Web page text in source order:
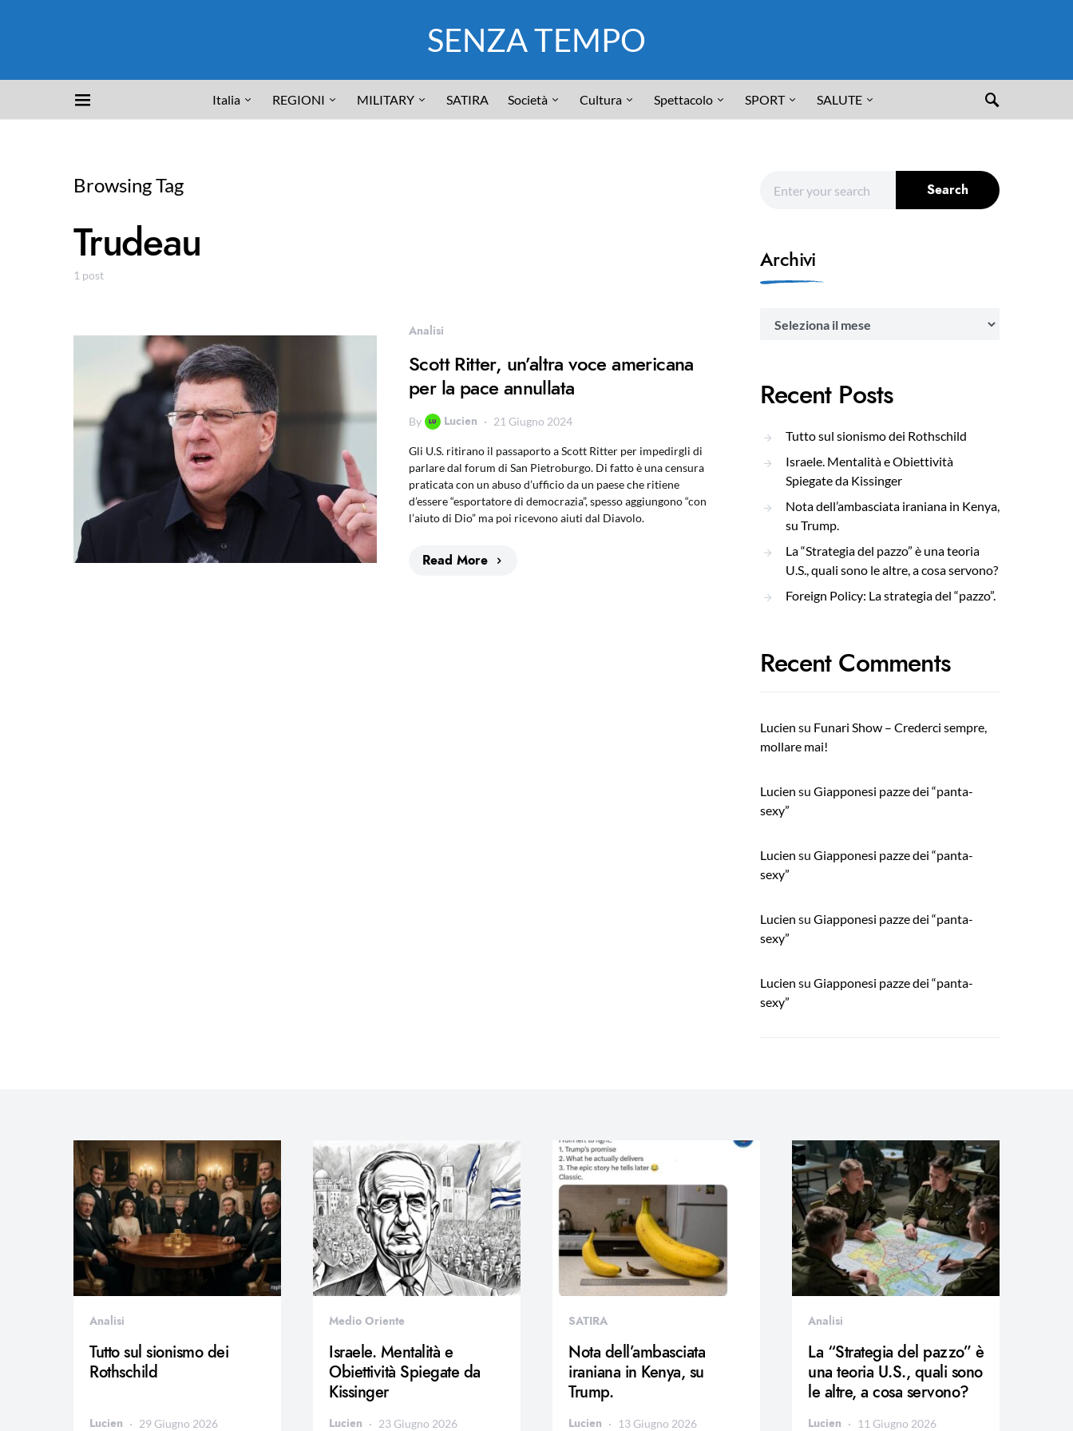
SENZA TEMPO
Italia REGIONI MILITARY SATIRA Società Cultura Spettacolo SPORT SALUTE
Browsing Tag
Trudeau
1 post
Analisi
Scott Ritter, un’altra voce americana
per la pace annullata
By Lucien 21 Giugno 2024
Gli U.S. ritirano il passaporto a Scott Ritter per impedirgli di
parlare dal forum di San Pietroburgo. Di fatto è una censura
praticata con un abuso d’ufficio da un paese che ritiene
d’essere “esportatore di democrazia”, spesso aggiungono “con
l’aiuto di Dio” ma poi ricevono aiuti dal Diavolo.
Read More
Search
Archivi
Recent Posts
Tutto sul sionismo dei Rothschild
Israele. Mentalità e Obiettività
Spiegate da Kissinger
Nota dell’ambasciata iraniana in Kenya,
su Trump.
La “Strategia del pazzo” è una teoria
U.S., quali sono le altre, a cosa servono?
Foreign Policy: La strategia del “pazzo”.
Recent Comments
Lucien su Funari Show – Crederci sempre,
mollare mai!
Lucien su Giapponesi pazze dei “panta-
sexy”
Lucien su Giapponesi pazze dei “panta-
sexy”
Lucien su Giapponesi pazze dei “panta-
sexy”
Lucien su Giapponesi pazze dei “panta-
sexy”
Analisi
Tutto sul sionismo dei
Rothschild
Lucien 29 Giugno 2026
Medio Oriente
Israele. Mentalità e
Obiettività Spiegate da
Kissinger
Lucien 23 Giugno 2026
SATIRA
Nota dell’ambasciata
iraniana in Kenya, su
Trump.
Lucien 13 Giugno 2026
Analisi
La “Strategia del pazzo” è
una teoria U.S., quali sono
le altre, a cosa servono?
Lucien 11 Giugno 2026